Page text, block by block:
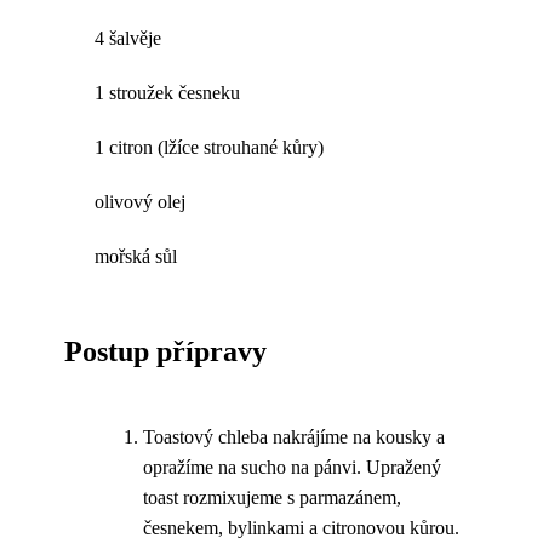
4 šalvěje
1 stroužek česneku
1 citron (lžíce strouhané kůry)
olivový olej
mořská sůl
Postup přípravy
Toastový chleba nakrájíme na kousky a
opražíme na sucho na pánvi. Upražený
toast rozmixujeme s parmazánem,
česnekem, bylinkami a citronovou kůrou.